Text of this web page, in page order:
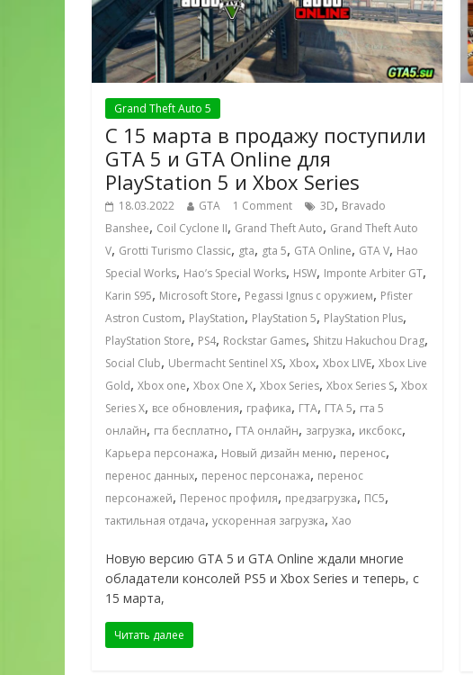
Grand Theft Auto 5
С 15 марта в продажу поступили
GTA 5 и GTA Online для
PlayStation 5 и Xbox Series
18.03.2022 GTA 1 Comment 3D, Bravado
Banshee, Coil Cyclone II, Grand Theft Auto, Grand Theft Auto
V, Grotti Turismo Classic, gta, gta 5, GTA Online, GTA V, Hao
Special Works, Hao’s Special Works, HSW, Imponte Arbiter GT,
Karin S95, Microsoft Store, Pegassi Ignus с оружием, Pfister
Astron Custom, PlayStation, PlayStation 5, PlayStation Plus,
PlayStation Store, PS4, Rockstar Games, Shitzu Hakuchou Drag,
Social Club, Ubermacht Sentinel XS, Xbox, Xbox LIVE, Xbox Live
Gold, Xbox one, Xbox One X, Xbox Series, Xbox Series S, Xbox
Series X, все обновления, графика, ГТА, ГТА 5, гта 5
онлайн, гта бесплатно, ГТА онлайн, загрузка, иксбокс,
Карьера персонажа, Новый дизайн меню, перенос,
перенос данных, перенос персонажа, перенос
персонажей, Перенос профиля, предзагрузка, ПС5,
тактильная отдача, ускоренная загрузка, Хао
Новую версию GTA 5 и GTA Online ждали многие
обладатели консолей PS5 и Xbox Series и теперь, с
15 марта,
Читать далее